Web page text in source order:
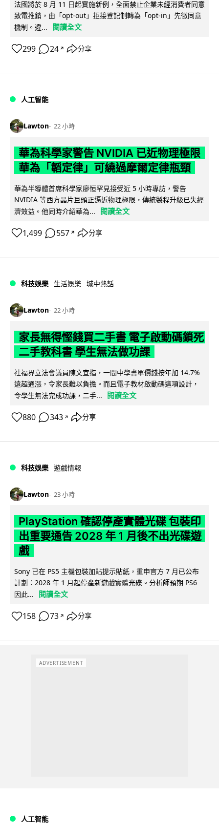
法國將於 8 月 11 日起實施新例，全面禁止企業未經消費者同意
致電推銷，由「opt-out」拒接登記制轉為「opt-in」先徵同意
機制。違...
閱讀全文
299 24 ↗ 分享
人工智能
Lawton 22 小時
華為科學家警告 NVIDIA 已近物理極限
華為「韜定律」可繞過摩爾定律瓶頸
華為半導體首席科學家廖恒罕見接受近 5 小時專訪，警告
NVIDIA 等西方晶片巨頭正逼近物理極限，傳統製程升級已失經
濟效益。他同時介紹華為...
閱讀全文
1,499 557 ↗ 分享
科技娛樂 生活娛樂 城中熱話
Lawton 22 小時
家長無得慳錢買二手書 電子啟動碼鎖死
二手教科書 學生無法做功課
社福界立法會議員陳文宜指，一間中學書單價錢按年加 14.7%
遠超通漲，令家長難以負擔。而且電子教材啟動碼這項設計，
令學生無法完成功課，二手...
閱讀全文
880 343 ↗ 分享
科技娛樂 遊戲情報
Lawton 23 小時
PlayStation 確認停產實體光碟 包裝印
出重要通告 2028 年 1 月後不出光碟遊
戲
Sony 已在 PS5 主機包裝加貼提示貼紙，重申官方 7 月已公布
計劃：2028 年 1 月起停產新遊戲實體光碟。分析師預期 PS6
因此...
閱讀全文
158 73 ↗ 分享
ADVERTISEMENT
人工智能